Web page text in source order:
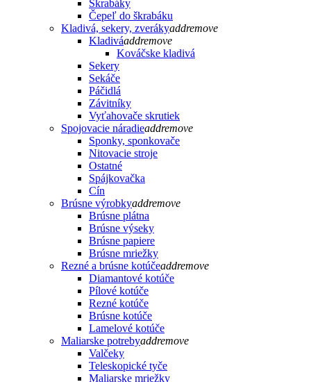
Škrabáky
Čepeľ do škrabáku
Kladivá, sekery, zverákyaddremove
Kladiváaddremove
Kováčske kladivá
Sekery
Sekáče
Páčidlá
Závitníky
Vyťahovače skrutiek
Spojovacie náradieaddremove
Sponky, sponkovače
Nitovacie stroje
Ostatné
Spájkovačka
Cín
Brúsne výrobkyaddremove
Brúsne plátna
Brúsne výseky
Brúsne papiere
Brúsne mriežky
Rezné a brúsne kotúčeaddremove
Diamantové kotúče
Pílové kotúče
Rezné kotúče
Brúsne kotúče
Lamelové kotúče
Maliarske potrebyaddremove
Valčeky
Teleskopické tyče
Maliarske mriežky